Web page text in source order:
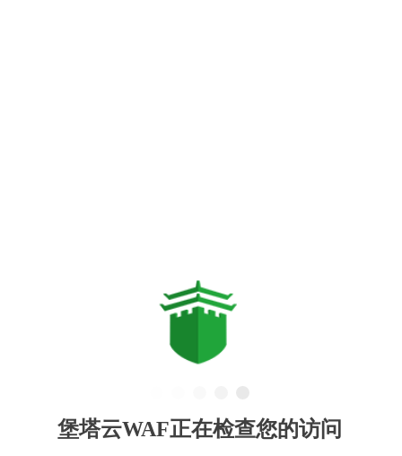
堡塔云WAF正在检查您的访问